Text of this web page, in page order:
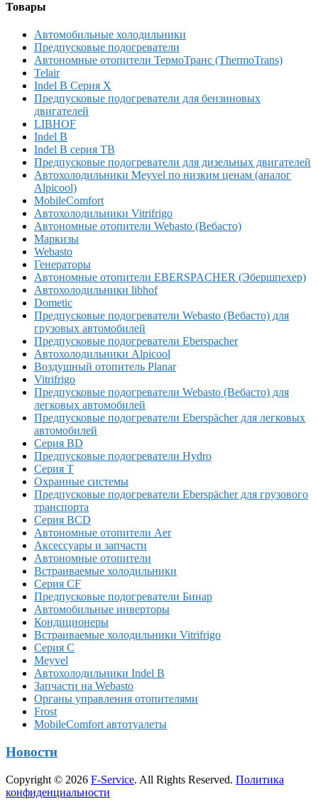
Товары
Автомобильные холодильники
Предпусковые подогреватели
Автономные отопители ТермоТранс (ThermoTrans)
Telair
Indel B Серия X
Предпусковые подогреватели для бензиновых
двигателей
LIBHOF
Indel B
Indel B серия TB
Предпусковые подогреватели для дизельных двигателей
Автохолодильники Meyvel по низким ценам (аналог
Alpicool)
MobileComfort
Автохолодильники Vitrifrigo
Автономные отопители Webasto (Вебасто)
Маркизы
Webasto
Генераторы
Автономные отопители EBERSPACHER (Эбершпехер)
Автохолодильники libhof
Dometic
Предпусковые подогреватели Webasto (Вебасто) для
грузовых автомобилей
Предпусковые подогреватели Eberspacher
Автохолодильники Alpicool
Воздушный отопитель Planar
Vitrifrigo
Предпусковые подогреватели Webasto (Вебасто) для
легковых автомобилей
Предпусковые подогреватели Eberspächer для легковых
автомобилей
Серия BD
Предпусковые подогреватели Hydro
Серия T
Охранные системы
Предпусковые подогреватели Eberspächer для грузового
транспорта
Серия BCD
Автономные отопители Аer
Аксессуары и запчасти
Автономные отопители
Встраиваемые холодильники
Серия CF
Предпусковые подогреватели Бинар
Автомобильные инверторы
Кондиционеры
Встраиваемые холодильники Vitrifrigo
Серия C
Meyvel
Автохолодильники Indel B
Запчасти на Webasto
Органы управления отопителями
Frost
MobileComfort автотуалеты
Новости
Copyright © 2026 F-Service. All Rights Reserved. Политика
конфиденциальности